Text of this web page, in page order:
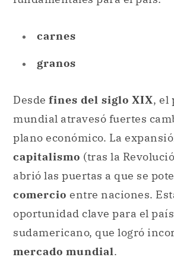
plano económico. La
abrió las puertas a que se
comercioentre naciones.
oportunidad clave para el país
sudamericano, que logró
mercado mundial .
Esto dio lugar a un momento
crecimiento y rendimiento
Hacia la segunda década del